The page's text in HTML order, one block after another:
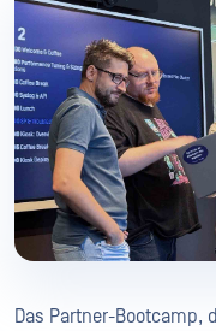
Das Partner-